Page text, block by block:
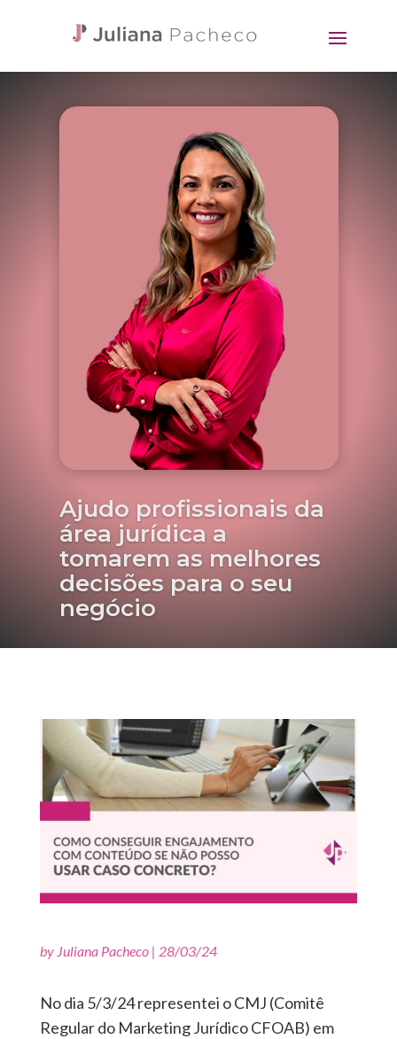
Ajudo profissionais da
área jurídica a
tomarem as melhores
decisões para o seu
negócio
by Juliana Pacheco| 28/03/24
No dia 5/3/24 representei o CMJ (Comitê
Regular do Marketing Jurídico CFOAB) em